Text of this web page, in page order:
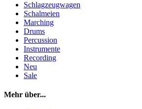
Schlagzeugwagen
Schalmeien
Marching
Drums
Percussion
Instrumente
Recording
Neu
Sale
Mehr über...